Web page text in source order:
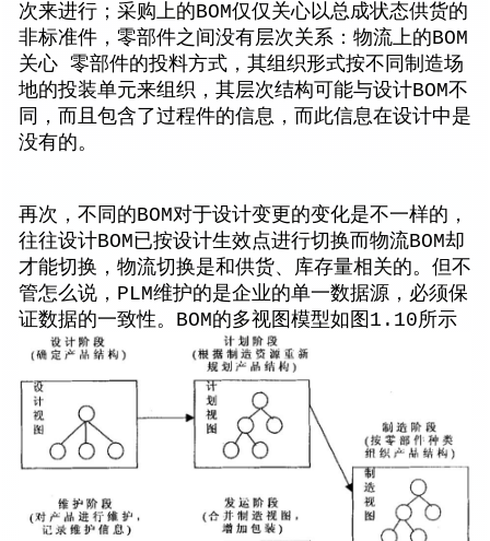
次来进行；采购上的BOM仅仅关心以总成状态供货的
非标准件，零部件之间没有层次关系：物流上的BOM
关心 零部件的投料方式，其组织形式按不同制造场
地的投装单元来组织，其层次结构可能与设计BOM不
同，而且包含了过程件的信息，而此信息在设计中是
没有的。
再次，不同的BOM对于设计变更的变化是不一样的，
往往设计BOM已按设计生效点进行切换而物流BOM却
才能切换，物流切换是和供货、库存量相关的。但不
管怎么说，PLM维护的是企业的单一数据源，必须保
证数据的一致性。BOM的多视图模型如图1.10所示